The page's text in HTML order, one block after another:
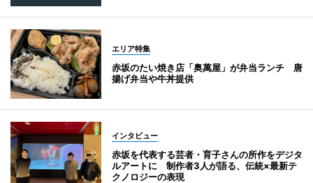
エリア特集
赤坂のたい焼き店「奥萬屋」が弁当ランチ 唐
揚げ弁当や牛丼提供
インタビュー
赤坂を代表する芸者・育子さんの所作をデジタ
ルアートに 制作者3人が語る、伝統×最新テ
クノロジーの表現